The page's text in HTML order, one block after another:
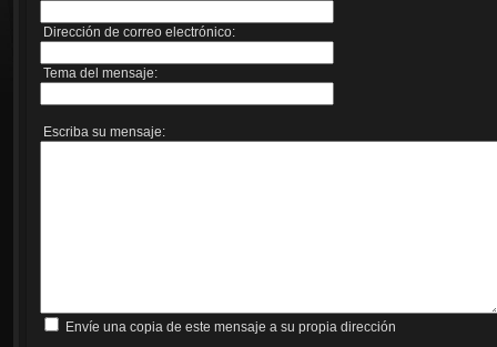
Dirección de correo electrónico:
Tema del mensaje:
Escriba su mensaje:
Envíe una copia de este mensaje a su propia dirección